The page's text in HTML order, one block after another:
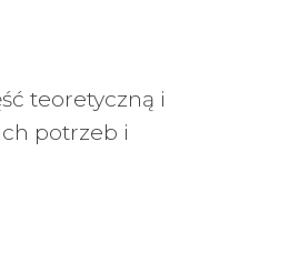
teoretyczną i
potrzeb i